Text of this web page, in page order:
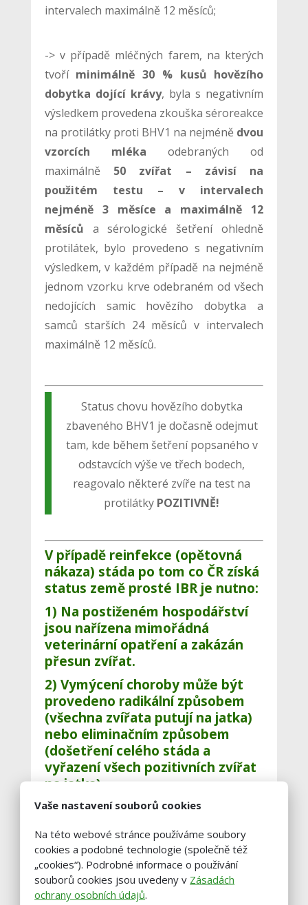
intervalech maximálně 12 měsíců;
-> v případě mléčných farem, na kterých
tvoří minimálně 30 % kusů hovězího
dobytka dojící krávy, byla s negativním
výsledkem provedena zkouška séroreakce
na protilátky proti BHV1 na nejméně dvou
vzorcích mléka odebraných od
maximálně 50 zvířat – závisí na
použitém testu – v intervalech
nejméně 3 měsíce a maximálně 12
měsíců a sérologické šetření ohledně
protilátek, bylo provedeno s negativním
výsledkem, v každém případě na nejméně
jednom vzorku krve odebraném od všech
nedojících samic hovězího dobytka a
samců starších 24 měsíců v intervalech
maximálně 12 měsíců.
Status chovu hovězího dobytka
zbaveného BHV1 je dočasně odejmut
tam, kde během šetření popsaného v
odstavcích výše ve třech bodech,
reagovalo některé zvíře na test na
protilátky POZITIVNĚ!
V případě reinfekce (opětovná
nákaza) stáda po tom co ČR získá
status země prosté IBR je nutno:
1) Na postiženém hospodářství
jsou nařízena mimořádná
veterinární opatřenía zakázán
přesun zvířat.
2) Vymýcení choroby může být
provedeno radikálnízpůsobem
(všechna zvířata putují na jatka)
nebo eliminačním způsobem
(došetření celého stáda a
vyřazení všech pozitivních zvířat
na jatka).
V případě malého počtu
postup.
Postup vymýcení choroby je
závislí na velikosti stáda a
Vaše nastavení souborů cookies
Na této webové stránce používáme soubory
cookies a podobné technologie (společně též
„cookies“). Podrobné informace o používání
souborů cookies jsou uvedeny v Zásadách
ochrany osobních údajů.